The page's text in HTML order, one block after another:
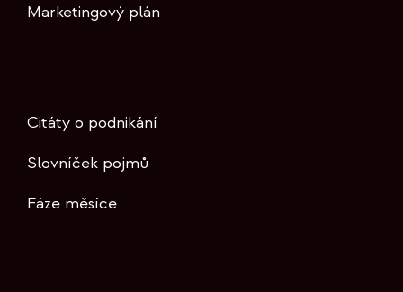
Marketingový plán
Citáty o podnikání
Slovníček pojmů
Fáze měsíce